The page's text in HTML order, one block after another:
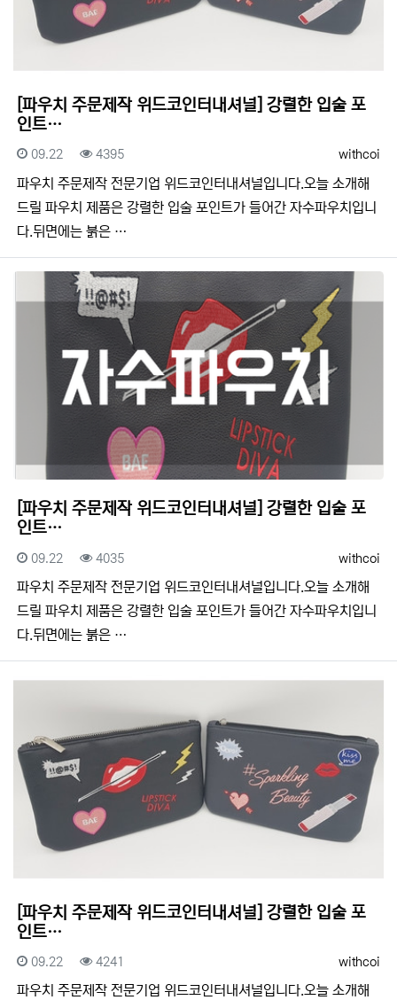
[파우치 주문제작 위드코인터내셔널] 강렬한 입술 포
인트…
등록자
withcoi
등록일
09.22 조회
4395
​​파우치 주문제작 전문기업 위드코인터내셔널입니다.​​오늘 소개해
드릴 파우치 제품은 강렬한 입술 포인트가 들어간 자수파우치입니
다.뒤면에는 붉은 …
[파우치 주문제작 위드코인터내셔널] 강렬한 입술 포
인트…
등록자
withcoi
등록일
09.22 조회
4035
​​파우치 주문제작 전문기업 위드코인터내셔널입니다.​​오늘 소개해
드릴 파우치 제품은 강렬한 입술 포인트가 들어간 자수파우치입니
다.뒤면에는 붉은 …
[파우치 주문제작 위드코인터내셔널] 강렬한 입술 포
인트…
등록자
withcoi
등록일
09.22 조회
4241
​​파우치 주문제작 전문기업 위드코인터내셔널입니다.​​오늘 소개해